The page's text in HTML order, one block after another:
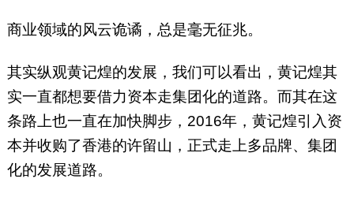
商业领域的风云诡谲，总是毫无征兆。
其实纵观黄记煌的发展，我们可以看出，黄记煌其
实一直都想要借力资本走集团化的道路。而其在这
条路上也一直在加快脚步，2016年，黄记煌引入资
本并收购了香港的许留山，正式走上多品牌、集团
化的发展道路。